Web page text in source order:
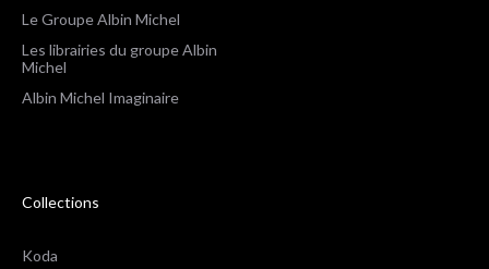
Le Groupe Albin Michel
Les librairies du groupe Albin
Michel
Albin Michel Imaginaire
Collections
Koda